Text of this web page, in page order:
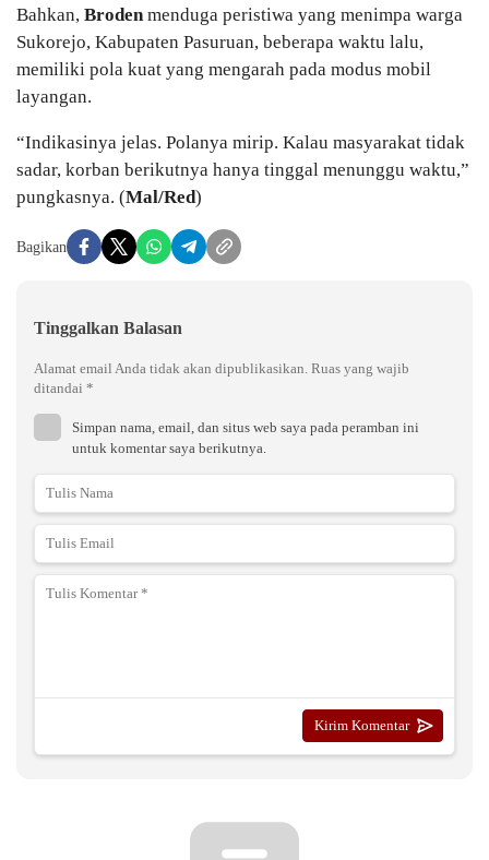
Bahkan, Brodenmenduga peristiwa yang menimpa warga
Sukorejo, Kabupaten Pasuruan, beberapa waktu lalu,
memiliki pola kuat yang mengarah pada modus mobil
layangan.
“Indikasinya jelas. Polanya mirip. Kalau masyarakat tidak
sadar, korban berikutnya hanya tinggal menunggu waktu,”
pungkasnya. (Mal/Red)
Bagikan
Tinggalkan Balasan
Alamat email Anda tidak akan dipublikasikan. Ruas yang wajib
ditandai *
Simpan nama, email, dan situs web saya pada peramban ini
untuk komentar saya berikutnya.